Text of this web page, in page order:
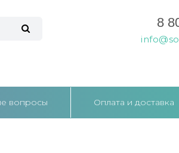
8
вопросы Оплата и доставка